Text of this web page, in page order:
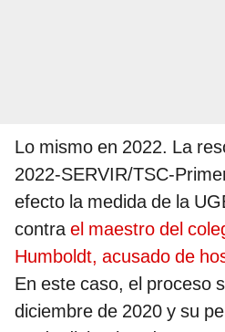
Lo mismo en 2022. La
2022-SERVIR/TSC-
efecto la medida de la
contra el maestro del
Humboldt, acusado de
En este caso, el proceso
diciembre de 2020 y su